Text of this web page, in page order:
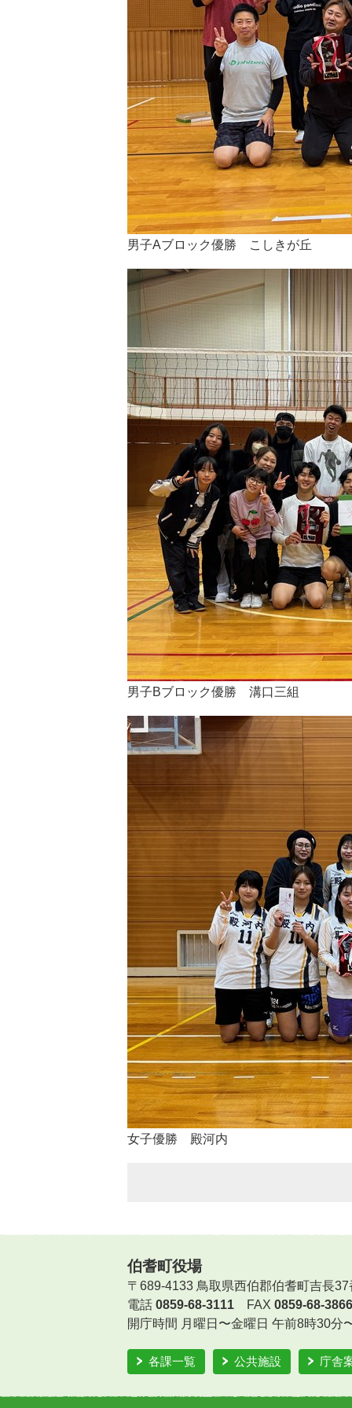
男子Aブロック優勝 こしきが丘
男子Bブロック優勝 溝口三組
女子優勝 殿河内
伯耆町役場
〒689-4133 鳥取県西伯郡伯耆町吉長37
電話 0859-68-3111 FAX 0859-68-3866
開庁時間 月曜日〜金曜日 午前8時30分
各課一覧 公共施設 庁舎